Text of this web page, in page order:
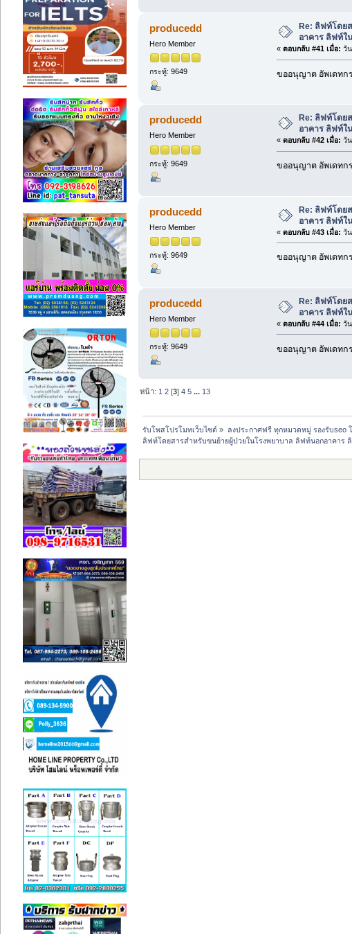
producedd
Hero Member
กระทู้: 9649
Re: ลิฟท์โดย
อาคาร ลิฟท์ใ
« ตอบกลับ #41 เมื่อ: วั
ขออนุญาต อัพเดทก
producedd
Hero Member
กระทู้: 9649
Re: ลิฟท์โดย
อาคาร ลิฟท์ใ
« ตอบกลับ #42 เมื่อ: วั
ขออนุญาต อัพเดทก
producedd
Hero Member
กระทู้: 9649
Re: ลิฟท์โดย
อาคาร ลิฟท์ใ
« ตอบกลับ #43 เมื่อ: วั
ขออนุญาต อัพเดทก
producedd
Hero Member
กระทู้: 9649
Re: ลิฟท์โดย
อาคาร ลิฟท์ใ
« ตอบกลับ #44 เมื่อ: วั
ขออนุญาต อัพเดทก
หน้า: 1 2 [3]4 5 ... 13
รับโพสโปรโมทเว็บไซต์ » ลงประกาศฟรี ทุกหมวดหมู่ รองรับseo
ลิฟท์โดยสารสำหรับขนย้ายผู้ป่วยในโรงพยาบาล ลิฟท์นอกอาคาร